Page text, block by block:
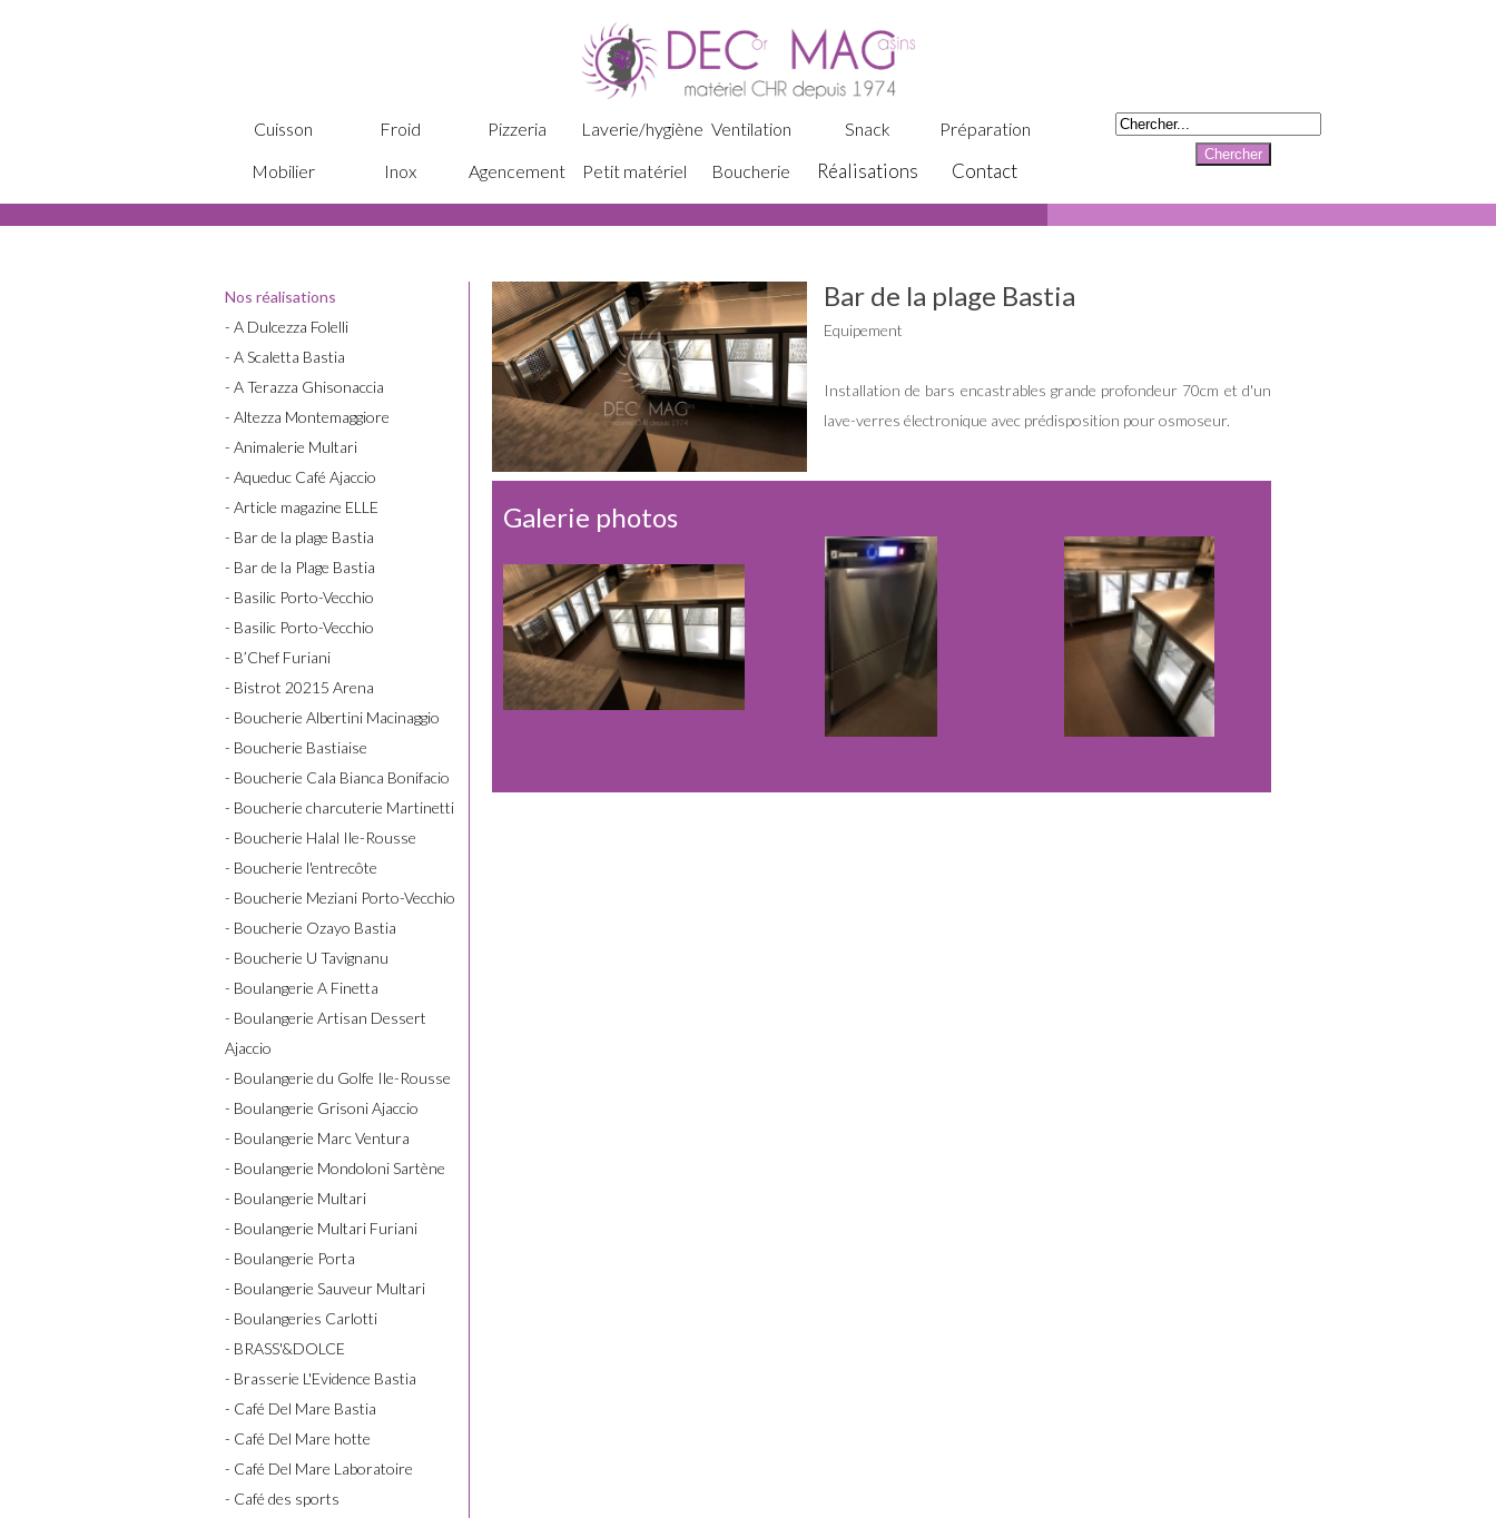
Cuisson Froid Pizzeria Laverie/hygiène Ventilation Snack
Préparation
Mobilier
Inox Agencement Petit matériel Boucherie Réalisations Contact
Nos réalisations
- A Dulcezza Folelli
- A Scaletta Bastia
- A Terazza Ghisonaccia
- Altezza Montemaggiore
- Animalerie Multari
- Aqueduc Café Ajaccio
- Article magazine ELLE
- Bar de la plage Bastia
- Bar de la Plage Bastia
- Basilic Porto-Vecchio
- Basilic Porto-Vecchio
- B’Chef Furiani
- Bistrot 20215 Arena
- Boucherie Albertini Macinaggio
- Boucherie Bastiaise
- Boucherie Cala Bianca Bonifacio
- Boucherie charcuterie Martinetti
- Boucherie Halal Ile-Rousse
- Boucherie l'entrecôte
- Boucherie Meziani Porto-Vecchio
- Boucherie Ozayo Bastia
- Boucherie U Tavignanu
- Boulangerie A Finetta
- Boulangerie Artisan Dessert
Ajaccio
- Boulangerie du Golfe Ile-Rousse
- Boulangerie Grisoni Ajaccio
- Boulangerie Marc Ventura
- Boulangerie Mondoloni Sartène
- Boulangerie Multari
- Boulangerie Multari Furiani
- Boulangerie Porta
- Boulangerie Sauveur Multari
- Boulangeries Carlotti
- BRASS'&DOLCE
- Brasserie L'Evidence Bastia
- Café Del Mare Bastia
- Café Del Mare hotte
- Café Del Mare Laboratoire
- Café des sports
Bar de la plage Bastia
Equipement
Installation de bars encastrables grande profondeur 70cm et d'un
lave-verres électronique avec prédisposition pour osmoseur.
Galerie photos